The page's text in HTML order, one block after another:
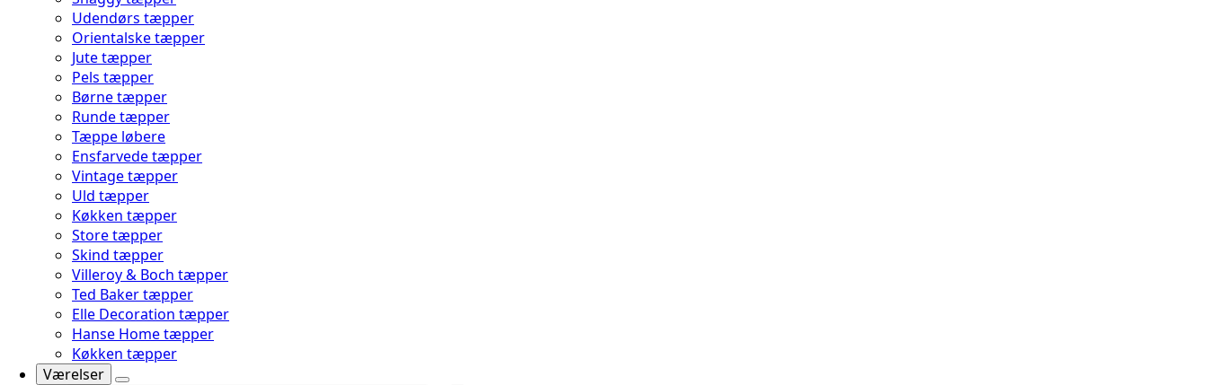
Udendørs tæpper
Orientalske tæpper
Jute tæpper
Pels tæpper
Børne tæpper
Runde tæpper
Tæppe løbere
Ensfarvede tæpper
Vintage tæpper
Uld tæpper
Køkken tæpper
Store tæpper
Skind tæpper
Villeroy & Boch tæpper
Ted Baker tæpper
Elle Decoration tæpper
Hanse Home tæpper
Køkken tæpper
Værelser